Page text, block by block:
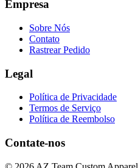
Empresa
Sobre Nós
Contato
Rastrear Pedido
Legal
Política de Privacidade
Termos de Serviço
Política de Reembolso
Contate-nos